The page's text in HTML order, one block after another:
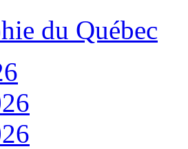
du Québec